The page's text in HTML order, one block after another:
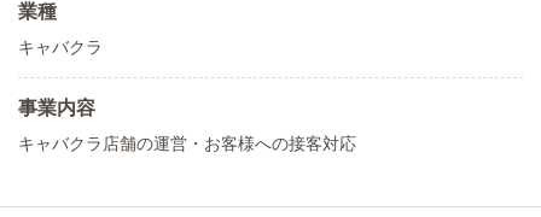
業種
キャバクラ
事業内容
キャバクラ店舗の運営・お客様への接客対応